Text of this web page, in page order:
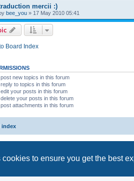
to ensure you get the best
mercii :)
bee_you » 17 May 2010 05:41
Board Index
post new topics in this forum
reply to topics in this forum
edit your posts in this forum
delete your posts in this forum
post attachments in this forum
index